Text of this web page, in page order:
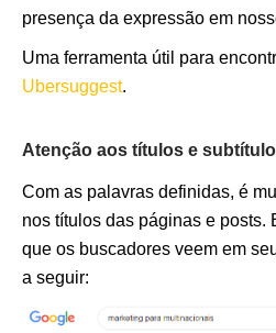
presença da expressão em
Uma ferramenta útil para
Ubersuggest.
Atenção aos títulos e
Com as palavras definidas, é
nos títulos das páginas e posts.
que os buscadores veem em
a seguir: